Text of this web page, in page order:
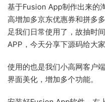
基于Fusion App制作出来的
高增加多京东优惠券和拼多
足我们日常使用了，故抽时
APP，今天分享下源码给大家
使用的也是我们小高网客户
界面美化，增加多个功能。